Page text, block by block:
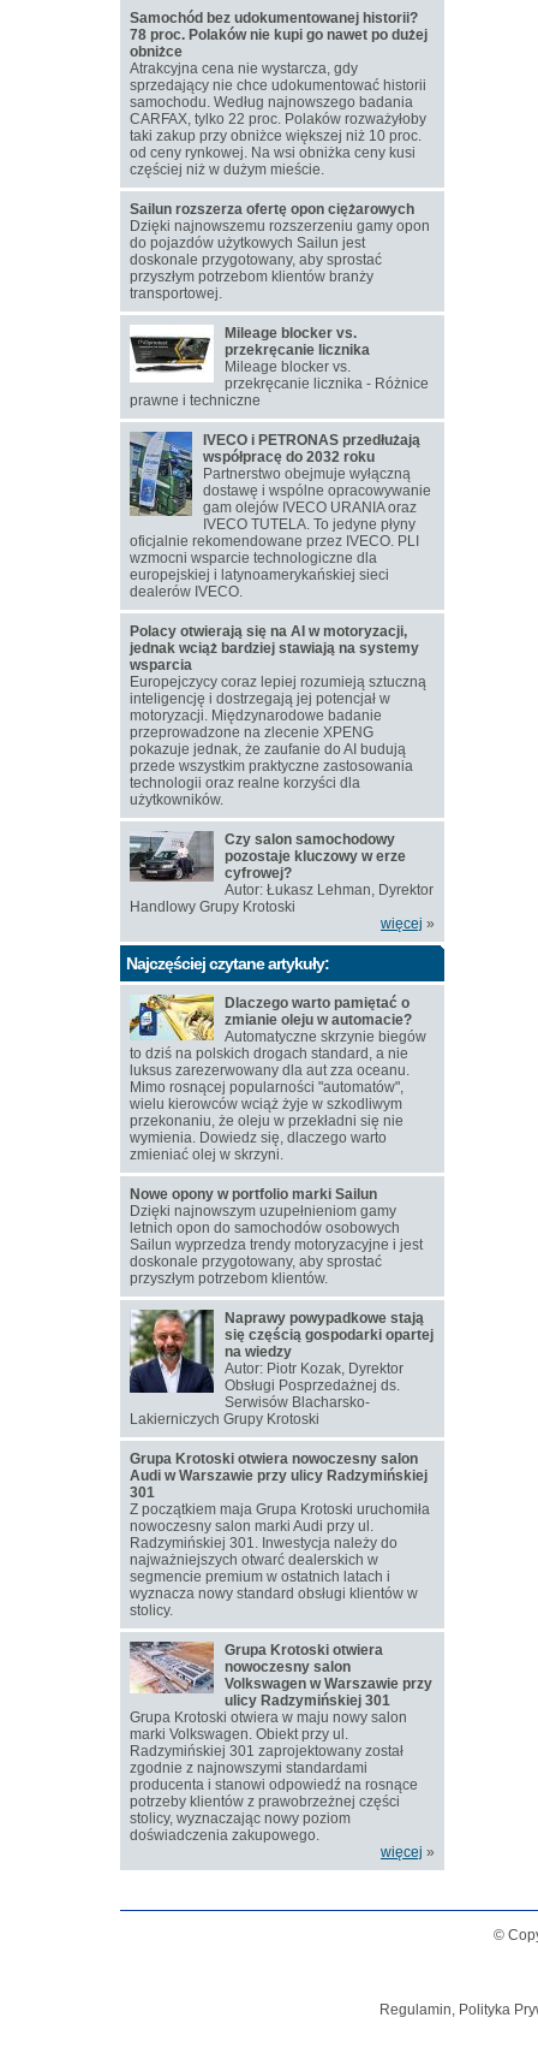
Samochód bez udokumentowanej historii?
78 proc. Polaków nie kupi go nawet po dużej
obniżce
Atrakcyjna cena nie wystarcza, gdy
sprzedający nie chce udokumentować historii
samochodu. Według najnowszego badania
CARFAX, tylko 22 proc. Polaków rozważyłoby
taki zakup przy obniżce większej niż 10 proc.
od ceny rynkowej. Na wsi obniżka ceny kusi
częściej niż w dużym mieście.
Sailun rozszerza ofertę opon ciężarowych
Dzięki najnowszemu rozszerzeniu gamy opon
do pojazdów użytkowych Sailun jest
doskonale przygotowany, aby sprostać
przyszłym potrzebom klientów branży
transportowej.
Mileage blocker vs.
przekręcanie licznika
Mileage blocker vs.
przekręcanie licznika - Różnice
prawne i techniczne
IVECO i PETRONAS przedłużają
współpracę do 2032 roku
Partnerstwo obejmuje wyłączną
dostawę i wspólne opracowywanie
gam olejów IVECO URANIA oraz
IVECO TUTELA. To jedyne płyny
oficjalnie rekomendowane przez IVECO. PLI
wzmocni wsparcie technologiczne dla
europejskiej i latynoamerykańskiej sieci
dealerów IVECO.
Polacy otwierają się na AI w motoryzacji,
jednak wciąż bardziej stawiają na systemy
wsparcia
Europejczycy coraz lepiej rozumieją sztuczną
inteligencję i dostrzegają jej potencjał w
motoryzacji. Międzynarodowe badanie
przeprowadzone na zlecenie XPENG
pokazuje jednak, że zaufanie do AI budują
przede wszystkim praktyczne zastosowania
technologii oraz realne korzyści dla
użytkowników.
Czy salon samochodowy
pozostaje kluczowy w erze
cyfrowej?
Autor: Łukasz Lehman, Dyrektor
Handlowy Grupy Krotoski
więcej »
Najczęściej czytane artykuły:
Dlaczego warto pamiętać o
zmianie oleju w automacie?
Automatyczne skrzynie biegów
to dziś na polskich drogach standard, a nie
luksus zarezerwowany dla aut zza oceanu.
Mimo rosnącej popularności "automatów",
wielu kierowców wciąż żyje w szkodliwym
przekonaniu, że oleju w przekładni się nie
wymienia. Dowiedz się, dlaczego warto
zmieniać olej w skrzyni.
Nowe opony w portfolio marki Sailun
Dzięki najnowszym uzupełnieniom gamy
letnich opon do samochodów osobowych
Sailun wyprzedza trendy motoryzacyjne i jest
doskonale przygotowany, aby sprostać
przyszłym potrzebom klientów.
Naprawy powypadkowe stają
się częścią gospodarki opartej
na wiedzy
Autor: Piotr Kozak, Dyrektor
Obsługi Posprzedażnej ds.
Serwisów Blacharsko-
Lakierniczych Grupy Krotoski
Grupa Krotoski otwiera nowoczesny salon
Audi w Warszawie przy ulicy Radzymińskiej
301
Z początkiem maja Grupa Krotoski uruchomiła
nowoczesny salon marki Audi przy ul.
Radzymińskiej 301. Inwestycja należy do
najważniejszych otwarć dealerskich w
segmencie premium w ostatnich latach i
wyznacza nowy standard obsługi klientów w
stolicy.
Grupa Krotoski otwiera
nowoczesny salon
Volkswagen w Warszawie przy
ulicy Radzymińskiej 301
Grupa Krotoski otwiera w maju nowy salon
marki Volkswagen. Obiekt przy ul.
Radzymińskiej 301 zaprojektowany został
zgodnie z najnowszymi standardami
producenta i stanowi odpowiedź na rosnące
potrzeby klientów z prawobrzeżnej części
stolicy, wyznaczając nowy poziom
doświadczenia zakupowego.
więcej »
©
Regulamin, Polityka